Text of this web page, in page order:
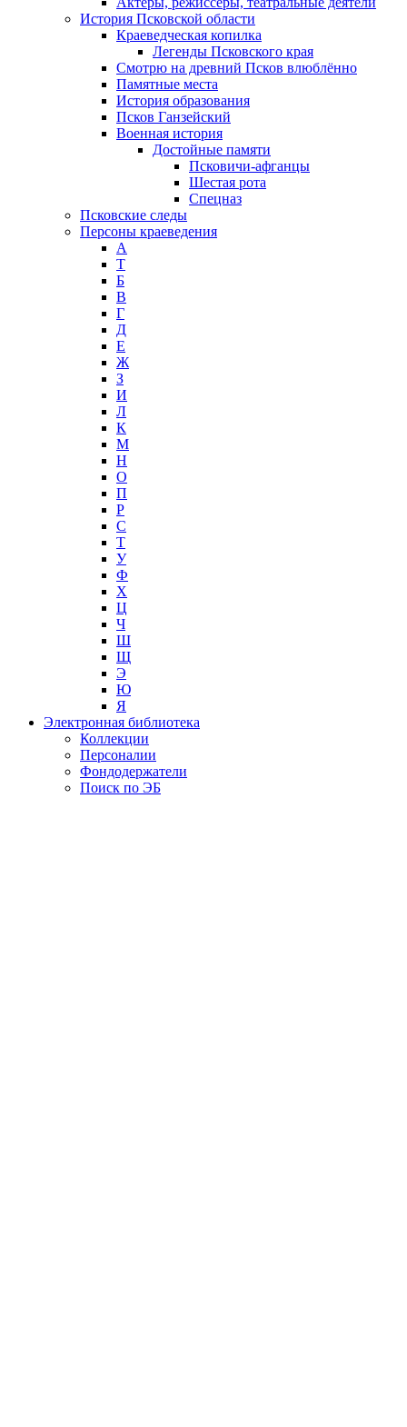
История Псковской области
Краеведческая копилка
Легенды Псковского края
Смотрю на древний Псков влюблённо
Памятные места
История образования
Псков Ганзейский
Военная история
Достойные памяти
Псковичи-афганцы
Шестая рота
Спецназ
Псковские следы
Персоны краеведения
А
T
Б
В
Г
Д
Е
Ж
З
И
Л
К
М
Н
О
П
Р
С
Т
У
Ф
Х
Ц
Ч
Ш
Щ
Э
Ю
Я
Электронная библиотека
Коллекции
Персоналии
Фондодержатели
Поиск по ЭБ